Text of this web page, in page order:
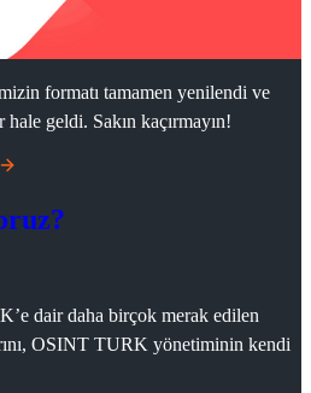
formatı tamamen yenilendi ve
geldi. Sakın kaçırmayın!
dair daha birçok merak edilen
OSINT TURK yönetiminin kendi